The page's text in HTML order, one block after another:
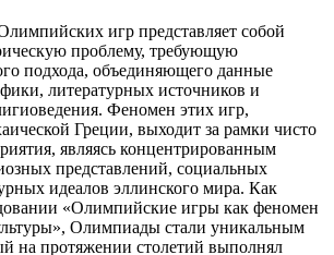
игр представляет собой
проблему, требующую
подхода, объединяющего данные
литературных источников и
Феномен этих игр,
Греции, выходит за рамки чисто
являясь концентрированным
представлений, социальных
идеалов эллинского мира. Как
«Олимпийские игры как феномен
Олимпиады стали уникальным
на протяжении столетий выполнял